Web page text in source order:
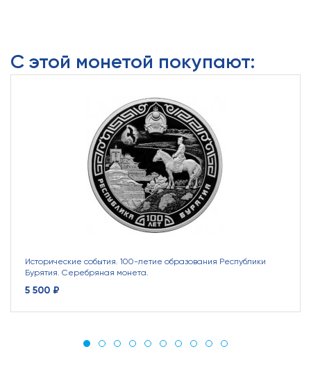
С этой монетой покупают:
Исторические события. 100-летие образования Республики
Бурятия. Серебряная монета.
5 500 ₽